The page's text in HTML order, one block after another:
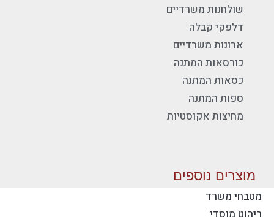
שולחנות משרדיים
דלפקי קבלה
ארונות משרדיים
כורסאות המתנה
כסאות המתנה
ספות המתנה
מחיצות אקוסטיות
מוצרים נוספים
מטבחי משרד